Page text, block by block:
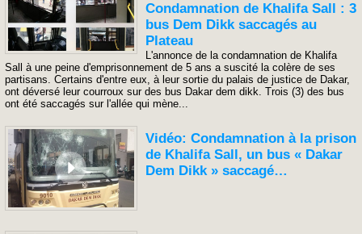
Condamnation de Khalifa Sall : 3
bus Dem Dikk saccagés au
Plateau
L'annonce de la condamnation de Khalifa
Sall à une peine d'emprisonnement de 5 ans a suscité la colère de ses
partisans. Certains d'entre eux, à leur sortie du palais de justice de Dakar,
ont déversé leur courroux sur des bus Dakar dem dikk. Trois (3) des bus
ont été saccagés sur l'allée qui mène...
Vidéo: Condamnation à la prison
de Khalifa Sall, un bus « Dakar
Dem Dikk » saccagé…